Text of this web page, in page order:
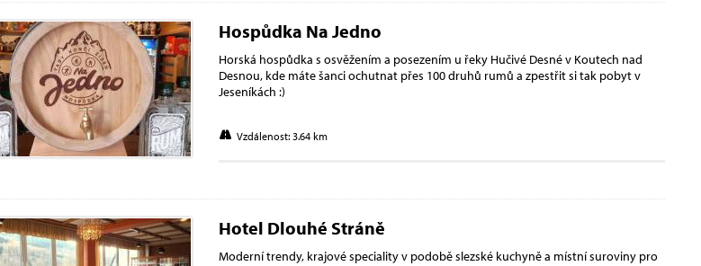
Hospůdka Na Jedno
Horská hospůdka s osvěžením a posezením u řeky Hučivé Desné v Koutech nad
Desnou, kde máte šanci ochutnat přes 100 druhů rumů a zpestřit si tak pobyt v
Jeseníkách :)
Vzdálenost: 3.64 km
Hotel Dlouhé Stráně
Moderní trendy, krajové speciality v podobě slezské kuchyně a místní suroviny pro